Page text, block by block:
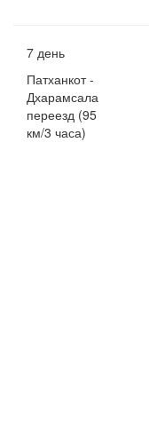
7 день
Патханкот -
Дхарамсала
переезд (95
км/3 часа)